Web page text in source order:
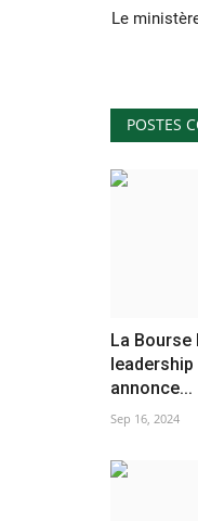
Le
POSTES
La Bourse
annonce...
Sep 16, 2024